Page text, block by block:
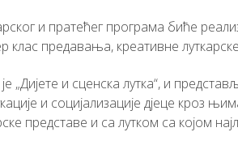
и пратећег програма биће
клас предавања, креативне
„Дијете и сценска лутка“, и
и социјализације дјеце кроз
представе и са лутком са којом